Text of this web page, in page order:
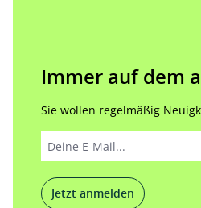
Immer auf dem
Sie wollen regelmäßig
Jetzt anmelden